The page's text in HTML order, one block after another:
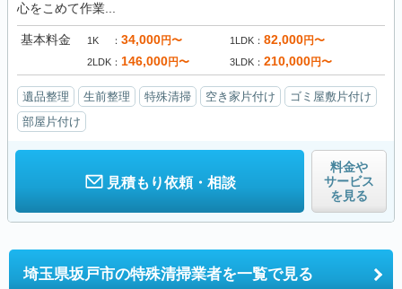
心をこめて作業...
基本料金 1K 34,000円〜 1LDK 82,000円〜
2LDK 146,000円〜 3LDK 210,000円〜
遺品整理 生前整理 特殊清掃 空き家片付け
ゴミ屋敷片付け
部屋片付け
見積もり依頼・相談
料金や
サービス
を見る
埼玉県坂戸市の特殊清掃業者を一覧で見る